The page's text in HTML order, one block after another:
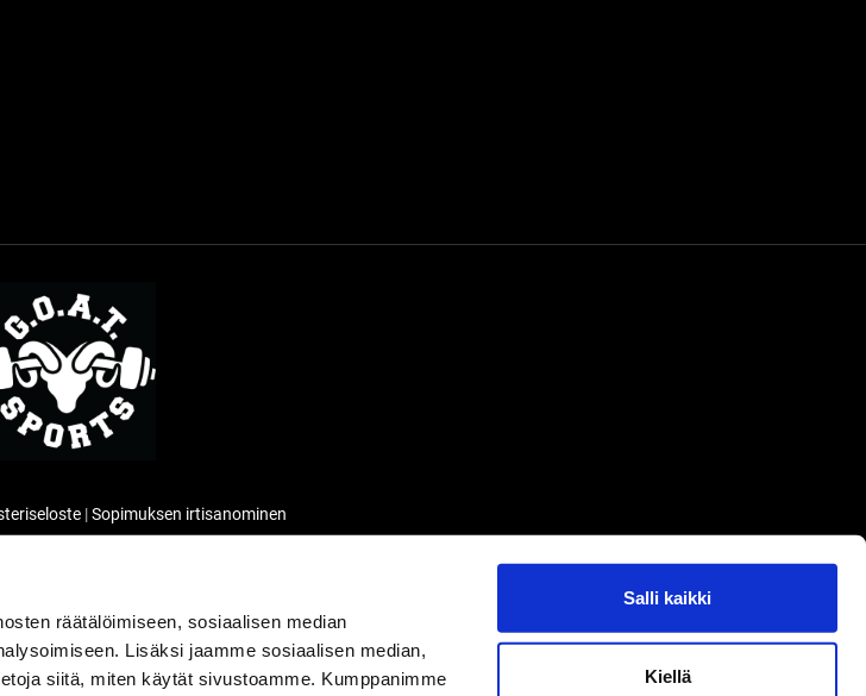
räätälöimiseen, sosiaalisen median
Lisäksi jaamme sosiaalisen median,
siitä, miten käytät sivustoamme. Kumppanimme
Salli kaikki
Kiellä
|Sopimuksen irtisanominen